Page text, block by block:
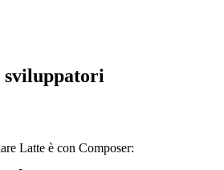
Latte è con Composer: